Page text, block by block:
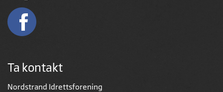
Ta kontakt
Nordstrand Idrettsforening